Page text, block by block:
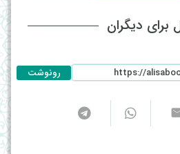
برای دیگران
رونوشت